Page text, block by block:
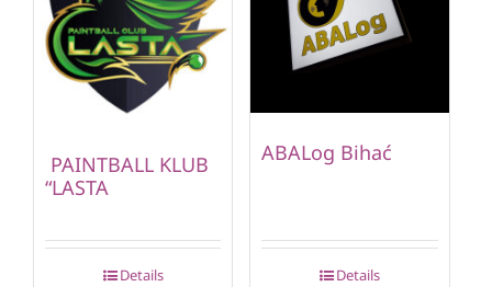
PAINTBALL KLUB
“LASTA
Details
ABALog Bihać
Details